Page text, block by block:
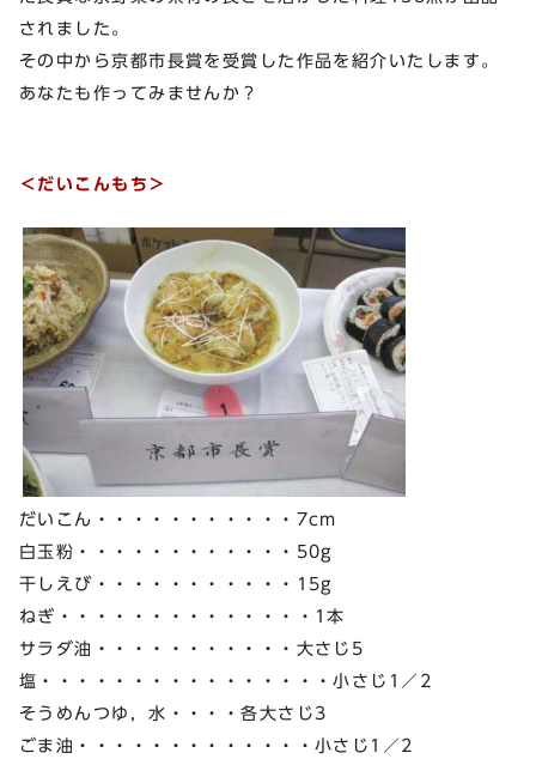
されました。
その中から京都市長賞を受賞した作品を紹介いたします。
あなたも作ってみませんか？
＜だいこんもち＞
だいこん・・・・・・・・・・・7cm
白玉粉・・・・・・・・・・・・50g
干しえび・・・・・・・・・・・15g
ねぎ・・・・・・・・・・・・・・1本
サラダ油・・・・・・・・・・・大さじ5
塩・・・・・・・・・・・・・・・・小さじ1／2
そうめんつゆ，水・・・・各大さじ3
ごま油・・・・・・・・・・・・・小さじ1／2